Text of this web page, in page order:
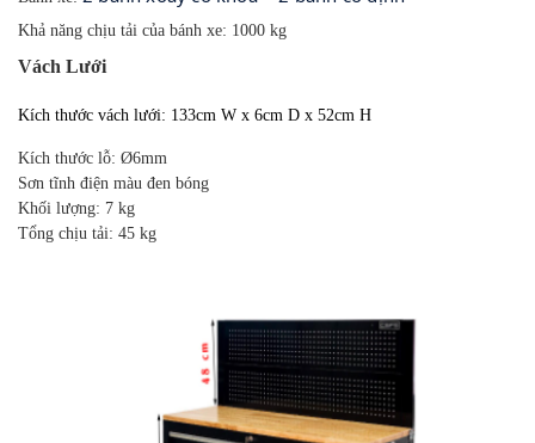
Khả năng chịu tải của bánh xe: 1000 kg
Vách Lưới
Kích thước vách lưới: 133cm W x 6cm D x 52cm H
Kích thước lỗ: Ø6mm
Sơn tĩnh điện màu đen bóng
Khối lượng: 7 kg
Tổng chịu tải: 45 kg